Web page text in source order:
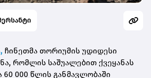
ჩინეთმა თორიუმის უდიდესი
რომლის საშუალებით ქვეყანას
60 000 წლის განმავლობაში